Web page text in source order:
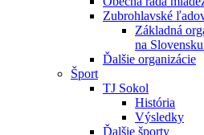
Zubrohlavské
Základná
na
Ďalšie organizácie
Šport
TJ Sokol
História
Výsledky
Ďalšie športy